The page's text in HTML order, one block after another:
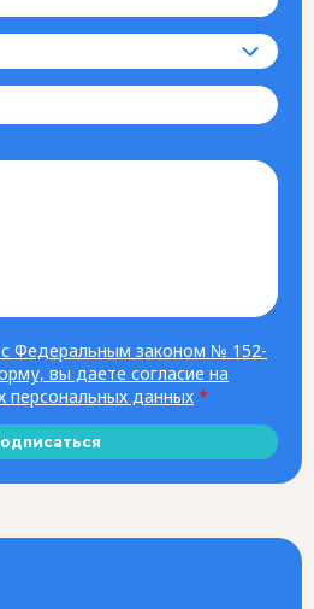
Федеральным законом № 152-
вы даете согласие на
персональных данных *